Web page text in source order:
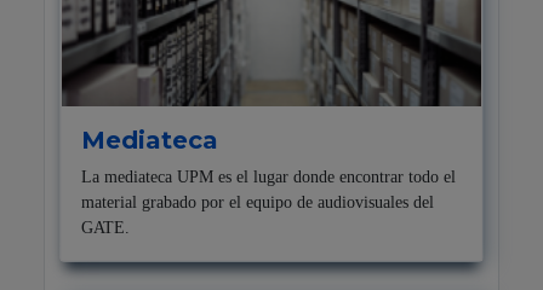
Mediateca
La mediateca UPM es el lugar donde encontrar todo el
material grabado por el equipo de audiovisuales del
GATE.